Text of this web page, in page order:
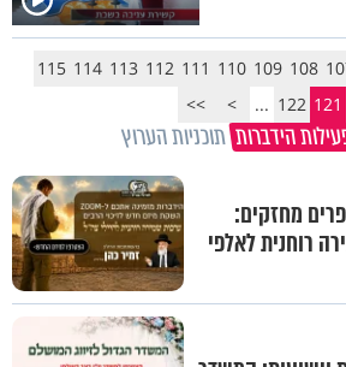
108
109
110
111
112
113
114
115
121
122
...
>
>>
הידברות תוכניות הערוץ
מחזקים:
רוחנית לאלפי